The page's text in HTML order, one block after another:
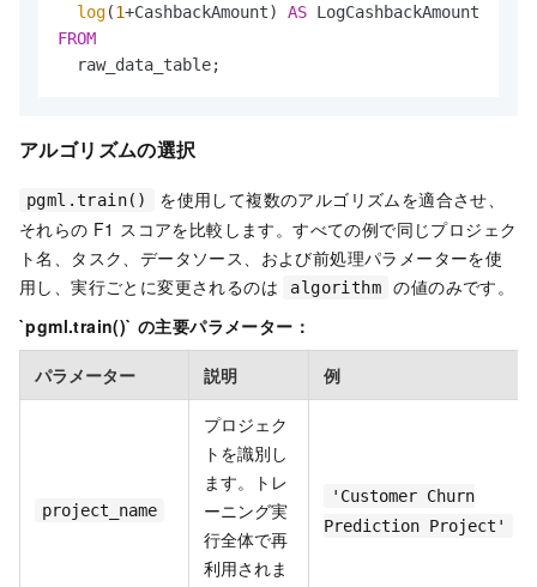
log(1+CashbackAmount) AS
FROM
  raw_data_table;
アルゴリズムの選択
pgml.train()
を使用して複数のアルゴリズムを適合させ、
それらの F1 スコアを比較します。すべての例で同じプロジェク
ト名、タスク、データソース、および前処理パラメーターを使
用し、実行ごとに変更されるのは
algorithm
の値のみです。
`pgml.train()` の主要パラメーター：
パラメーター 説明 例
project_name
プロジェク
トを識別し
ます。トレ
ーニング実
行全体で再
利用されま
'Customer Churn
Prediction Project'